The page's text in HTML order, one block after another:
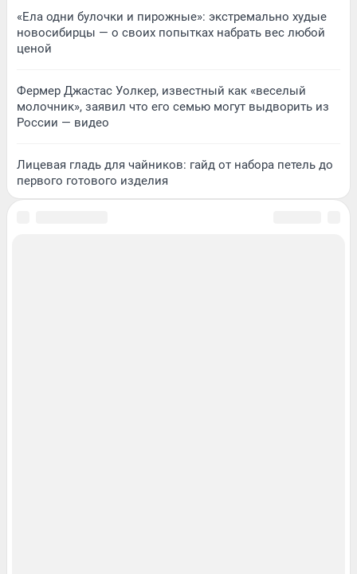
«Ела одни булочки и пирожные»: экстремально худые
новосибирцы — о своих попытках набрать вес любой
ценой
Фермер Джастас Уолкер, известный как «веселый
молочник», заявил что его семью могут выдворить из
России — видео
Лицевая гладь для чайников: гайд от набора петель до
первого готового изделия